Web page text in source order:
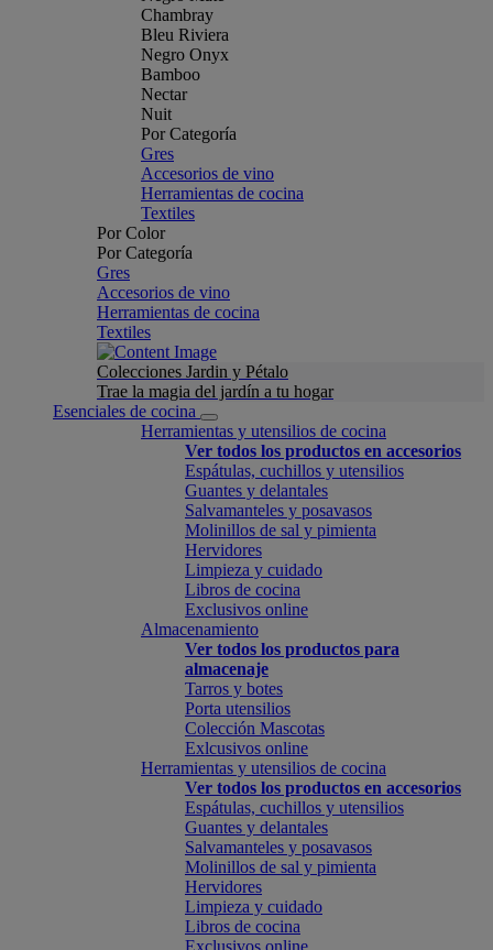
Chambray
Bleu Riviera
Negro Onyx
Bamboo
Nectar
Nuit
Por Categoría
Gres
Accesorios de vino
Herramientas de cocina
Textiles
Por Color
Por Categoría
Gres
Accesorios de vino
Herramientas de cocina
Textiles
Colecciones Jardin y Pétalo
Trae la magia del jardín a tu hogar
Esenciales de cocina
Herramientas y utensilios de cocina
Ver todos los productos en accesorios
Espátulas, cuchillos y utensilios
Guantes y delantales
Salvamanteles y posavasos
Molinillos de sal y pimienta
Hervidores
Limpieza y cuidado
Libros de cocina
Exclusivos online
Almacenamiento
Ver todos los productos para
almacenaje
Tarros y botes
Porta utensilios
Colección Mascotas
Exlcusivos online
Herramientas y utensilios de cocina
Ver todos los productos en accesorios
Espátulas, cuchillos y utensilios
Guantes y delantales
Salvamanteles y posavasos
Molinillos de sal y pimienta
Hervidores
Limpieza y cuidado
Libros de cocina
Exclusivos online